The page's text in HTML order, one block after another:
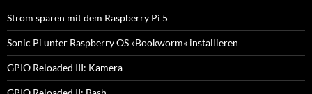
Strom sparen mit dem Raspberry Pi 5
Sonic Pi unter Raspberry OS »Bookworm« installieren
GPIO Reloaded III: Kamera